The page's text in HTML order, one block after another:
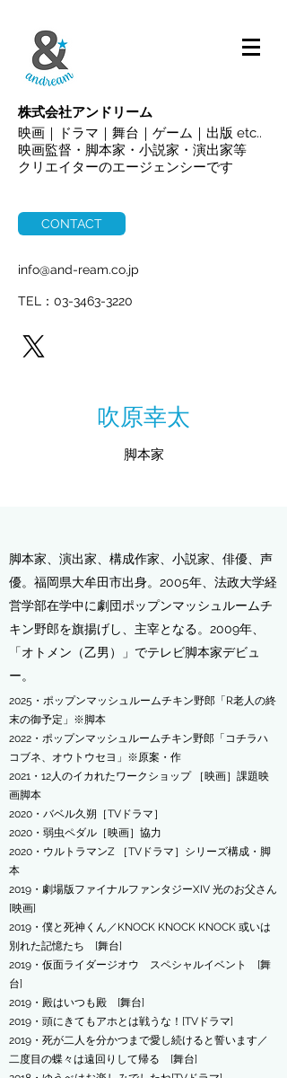
株式会社アンドリーム
映画｜ドラマ｜舞台｜ゲーム｜出版 etc..
映画監督・脚本家・小説家・演出家等
クリエイターのエージェンシーです
CONTACT
info@and-ream.co.jp
TEL：03-3463-3220
吹原幸太
脚本家
脚本家、演出家、構成作家、小説家、俳優、声
優。福岡県大牟田市出身。2005年、法政大学経
営学部在学中に劇団ポップンマッシュルームチ
キン野郎を旗揚げし、主宰となる。2009年、
「オトメン（乙男）」でテレビ脚本家デビュ
ー。
2025・ポップンマッシュルームチキン野郎「R老人の終
末の御予定」※脚本
2022・ポップンマッシュルームチキン野郎「コチラハ
コブネ、オウトウセヨ」※原案・作
​2021・12人のイカれたワークショップ
［映画］課題映
画脚本
2020・バベル久朔​［TVドラマ］
2020・弱虫ペダル​［映画］協力
2020・ウルトラマンZ ​［TVドラマ］シリーズ構成・脚
本
2019・劇場版ファイナルファンタジーXIV 光のお父さん
[映画]
​2019・僕と死神くん／KNOCK KNOCK KNOCK 或いは
別れた記憶たち [舞台]
2019・仮面ライダージオウ スペシャルイベント [舞
台]
2019・殿はいつも殿 [舞台]
2019・頭にきてもアホとは戦うな！[TVドラマ]
2019・死が二人を分かつまで愛し続けると誓います／
二度目の蝶々は遠回りして帰る [舞台]